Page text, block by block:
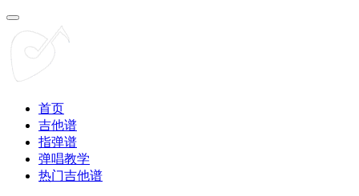
首页
吉他谱
指弹谱
弹唱教学
热门吉他谱